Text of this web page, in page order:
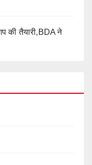
की तैयारी,BDA ने